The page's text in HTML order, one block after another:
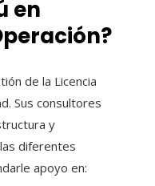
en
de la Licencia
Sus consultores
y
diferentes
apoyo en: